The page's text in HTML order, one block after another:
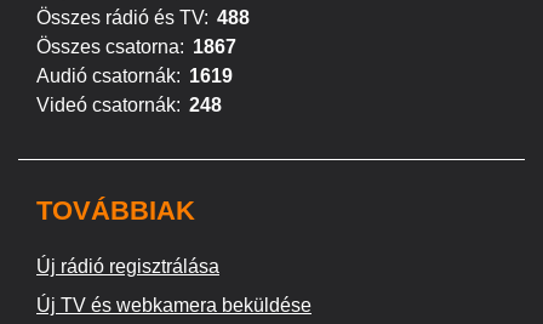
Összes rádió és TV: 488
Összes csatorna: 1867
Audió csatornák: 1619
Videó csatornák: 248
TOVÁBBIAK
Új rádió regisztrálása
Új TV és webkamera beküldése